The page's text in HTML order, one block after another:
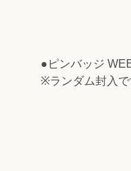
●ピンバッジ
※ランダム封入で